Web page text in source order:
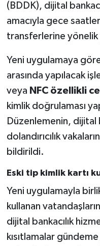
(BDDK), dijital
amacıyla gece
transferlerine
Yeni uygulamaya
arasında yapılacak
veya NFC özellikli
kimlik doğrulaması
Düzenlemenin, dijital
dolandırıcılık
bildirildi.
Eski tip kimlik kartı
Yeni uygulamayla
kullanan
dijital bankacılık
kısıtlamalar